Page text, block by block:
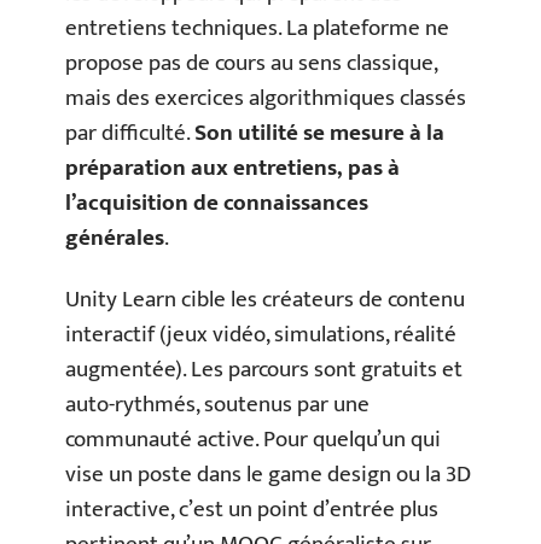
entretiens techniques. La plateforme ne
propose pas de cours au sens classique,
mais des exercices algorithmiques classés
par difficulté.Son utilité se mesure à la
préparation aux entretiens, pas à
l’acquisition de connaissances
générales.
Unity Learn cible les créateurs de contenu
interactif (jeux vidéo, simulations, réalité
augmentée). Les parcours sont gratuits et
auto-rythmés, soutenus par une
communauté active. Pour quelqu’un qui
vise un poste dans le game design ou la 3D
interactive, c’est un point d’entrée plus